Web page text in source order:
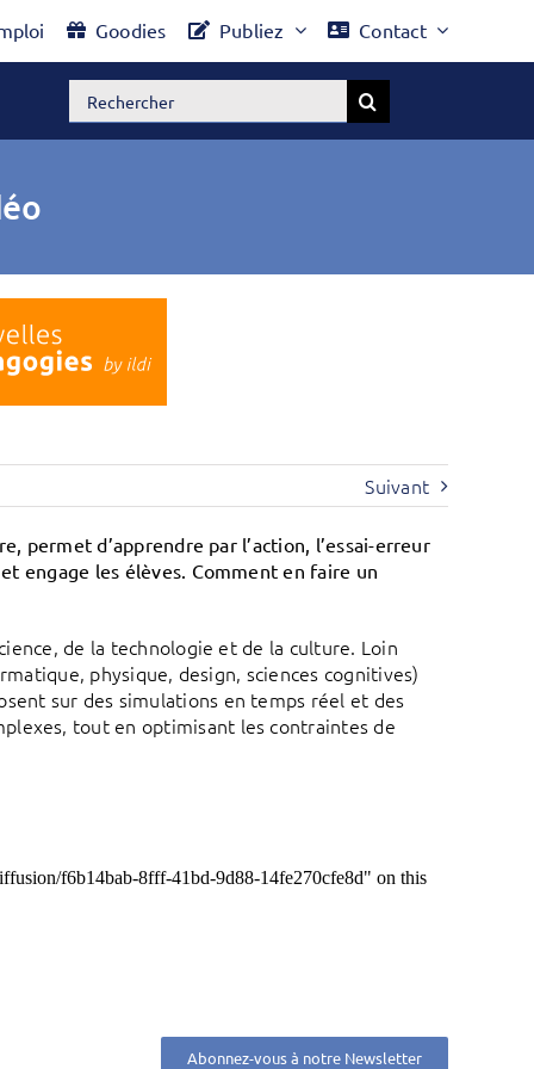
Goodies Publiez Contact
Rechercher:
Suivant
permet d’apprendre par l’action, l’essai-erreur
engage les élèves. Comment en faire un
de la technologie et de la culture. Loin
physique, design, sciences cognitives)
sur des simulations en temps réel et des
tout en optimisant les contraintes de
Abonnez-vous à notre Newsletter